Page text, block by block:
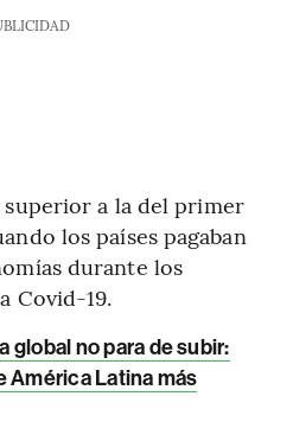
a la del primer
los países pagaban
durante los
Covid-19.
global no para de subir:
América Latina más